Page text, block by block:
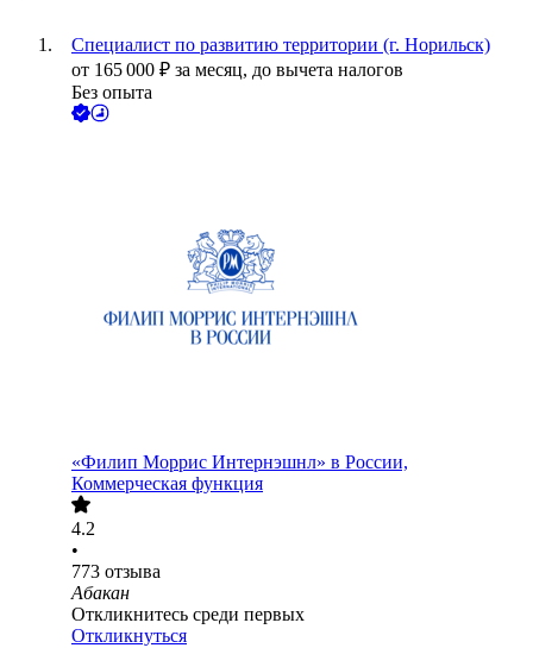
Специалист по развитию территории (г. Норильск)
от 165 000 ₽ за месяц, до вычета налогов
Без опыта
«Филип Моррис Интернэшнл» в России,
Коммерческая функция
4.2
•
773 отзыва
Абакан
Откликнитесь среди первых
Откликнуться